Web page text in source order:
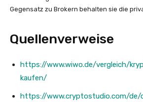
Gegensatz zu Brokern behalten sie die
Quellenverweise
https://www.wiwo.de/vergleich/
kaufen/
https://www.cryptostudio.com/